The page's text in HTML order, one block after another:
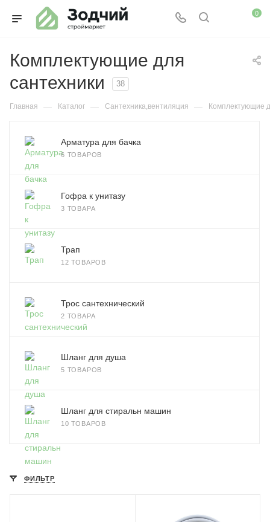
0
Комплектующие для
сантехники
38
Главная — Каталог — Сантехника,вентиляция — Комплектующие
Арматура для бачка
6 ТОВАРОВ
Гофра к унитазу
3 ТОВАРА
Трап
12 ТОВАРОВ
Трос сантехнический
2 ТОВАРА
Шланг для душа
5 ТОВАРОВ
Шланг для стиральн машин
10 ТОВАРОВ
ФИЛЬТР